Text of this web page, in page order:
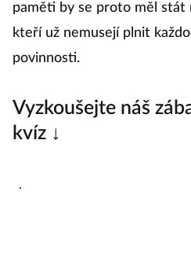
paměti by se proto měl stát
kteří už nemusejí plnit
povinnosti.
Vyzkoušejte náš
kvíz ↓